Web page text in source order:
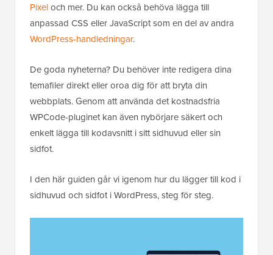
Pixeloch mer. Du kan också behöva lägga till
anpassad CSS eller JavaScript som en del av andra
WordPress-handledningar.
De goda nyheterna? Du behöver inte redigera dina
temafiler direkt eller oroa dig för att bryta din
webbplats. Genom att använda det kostnadsfria
WPCode-pluginet kan även nybörjare säkert och
enkelt lägga till kodavsnitt i sitt sidhuvud eller sin
sidfot.
I den här guiden går vi igenom hur du lägger till kod i
sidhuvud och sidfot i WordPress, steg för steg.